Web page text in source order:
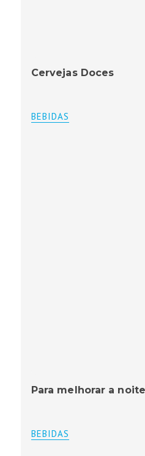
Cervejas Doces
BEBIDAS
Para melhorar a
BEBIDAS